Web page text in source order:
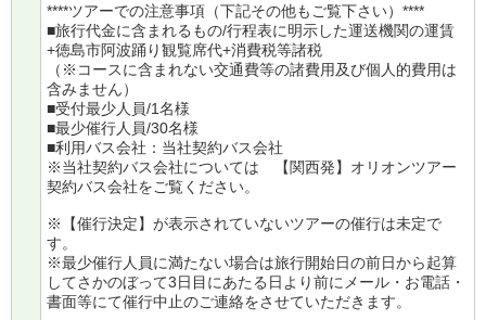
****ツアーでの注意事項（下記その他もご覧下さい）****
■旅行代金に含まれるもの/行程表に明示した運送機関の運賃
+徳島市阿波踊り観覧席代+消費税等諸税
（※コースに含まれない交通費等の諸費用及び個人的費用は
含みません）
■受付最少人員/1名様
■最少催行人員/30名様
■利用バス会社：当社契約バス会社
※当社契約バス会社については
【関西発】オリオンツアー
契約バス会社をご覧ください。
※【催行決定】が表示されていないツアーの催行は未定で
す。
※最少催行人員に満たない場合は旅行開始日の前日から起算
してさかのぼって3日目にあたる日より前にメール・お電話・
書面等にて催行中止のご連絡をさせていただきます。